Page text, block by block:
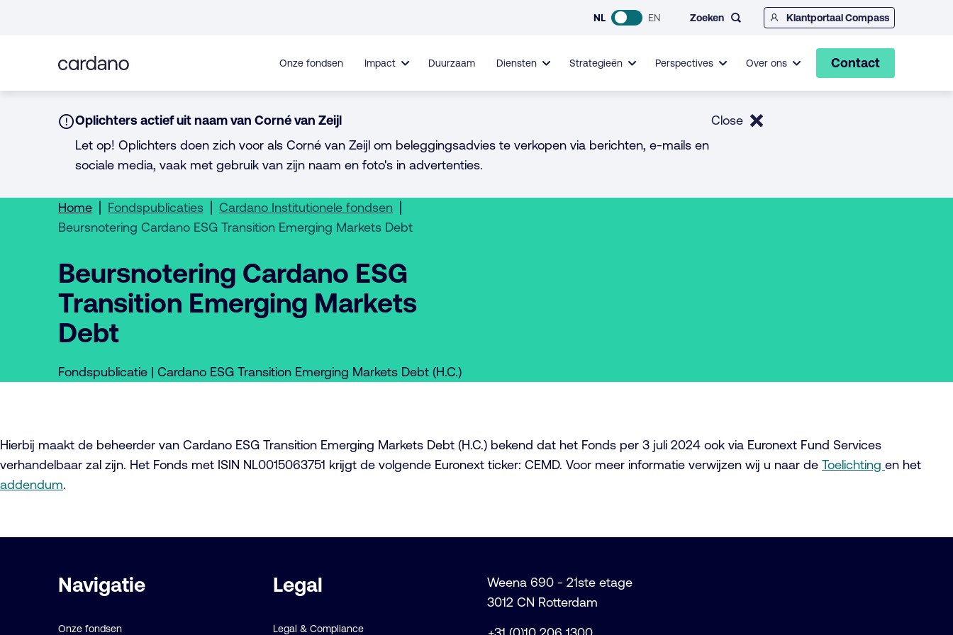
inhoud
NL EN Zoeken Klantportaal Compass
Onze fondsen Impact Duurzaam Diensten Strategieën Perspectives Over ons Contact
Notice:
Oplichters actief uit naam van Corné van Zeijl
Let op! Oplichters doen zich voor als Corné van Zeijl om beleggingsadvies te verkopen via berichten, e-mails en
sociale media, vaak met gebruik van zijn naam en foto's in advertenties.
Close
Home Fondspublicaties
Cardano Institutionele fondsen
Beursnotering Cardano ESG Transition Emerging Markets Debt
Beursnotering Cardano ESG
Transition Emerging Markets
Debt
Fondspublicatie | Cardano ESG Transition Emerging Markets Debt (H.C.)
Hierbij maakt de beheerder van Cardano ESG Transition Emerging Markets Debt (H.C.) bekend dat het Fonds per 3 juli 2024 ook via Euronext Fund Services
verhandelbaar zal zijn. Het Fonds met ISIN NL0015063751 krijgt de volgende Euronext ticker: CEMD. Voor meer informatie verwijzen wij u naar de Toelichting en het
addendum.
links
Navigatie
Onze fondsen
Legal
Legal & Compliance
Weena 690 - 21ste etage
3012 CN Rotterdam